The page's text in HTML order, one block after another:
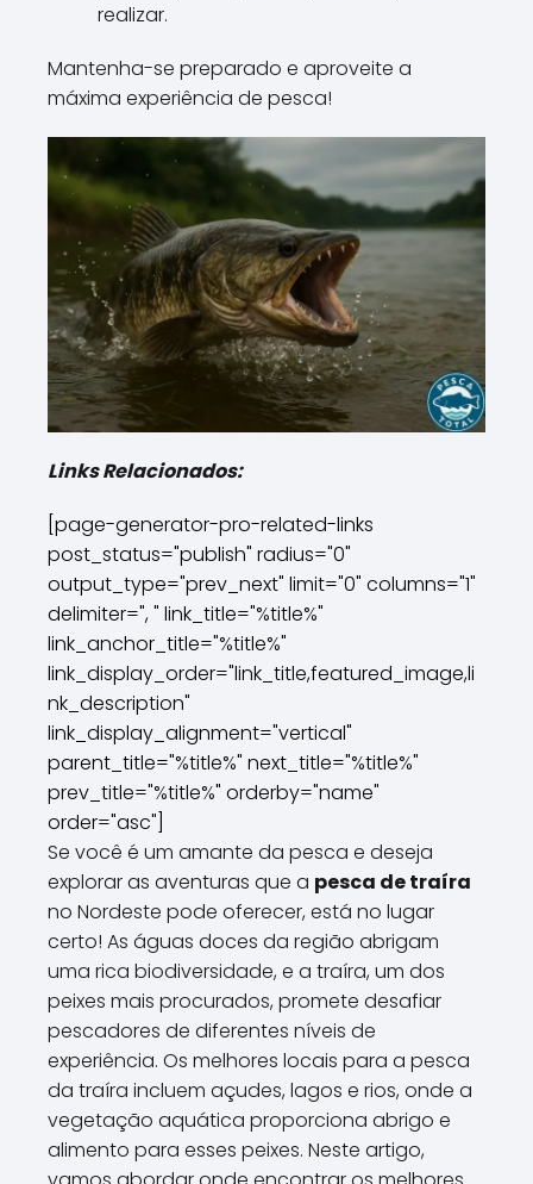
realizar.
Mantenha-se preparado e aproveite a
máxima experiência de pesca!
Links Relacionados:
[page-generator-pro-related-links
post_status="publish" radius="0"
output_type="prev_next" limit="0" columns="1"
delimiter=", " link_title="%title%"
link_anchor_title="%title%"
link_display_order="link_title,featured_image,li
nk_description"
link_display_alignment="vertical"
parent_title="%title%" next_title="%title%"
prev_title="%title%" orderby="name"
order="asc"]
Se você é um amante da pesca e deseja
explorar as aventuras que a pesca de traíra
no Nordeste pode oferecer, está no lugar
certo! As águas doces da região abrigam
uma rica biodiversidade, e a traíra, um dos
peixes mais procurados, promete desafiar
pescadores de diferentes níveis de
experiência. Os melhores locais para a pesca
da traíra incluem açudes, lagos e rios, onde a
vegetação aquática proporciona abrigo e
alimento para esses peixes. Neste artigo,